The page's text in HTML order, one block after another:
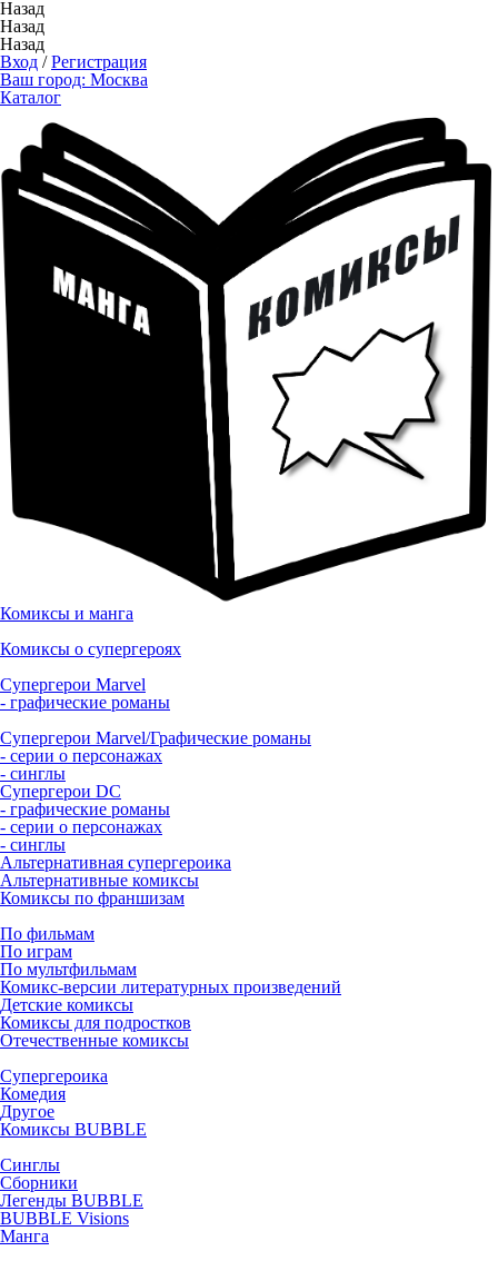
Назад
Назад
Назад
Вход /Регистрация
Ваш город: Москва
Каталог
Комиксы и манга
Комиксы о супергероях
Супергерои Marvel
- графические романы
Супергерои Marvel/Графические романы
- серии о персонажах
- синглы
Супергерои DC
- графические романы
- серии о персонажах
- синглы
Альтернативная супергероика
Альтернативные комиксы
Комиксы по франшизам
По фильмам
По играм
По мультфильмам
Комикс-версии литературных произведений
Детские комиксы
Комиксы для подростков
Отечественные комиксы
Супергероика
Комедия
Другое
Комиксы BUBBLE
Синглы
Сборники
Легенды BUBBLE
BUBBLE Visions
Манга